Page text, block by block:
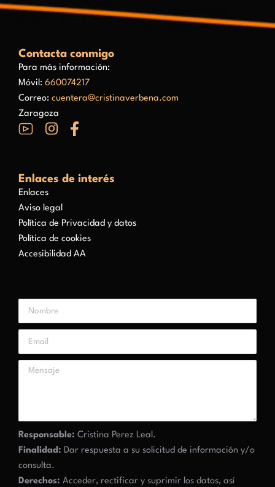
Contacta conmigo
Para más información:
Móvil: 660074217
Correo: cuentera@cristinaverbena.com
Zaragoza
Enlaces de interés
Enlaces
Aviso legal
Política de Privacidad y datos
Política de cookies
Accesibilidad AA
Responsable: Cristina Perez Leal.
Finalidad: Dar respuesta a su solicitud de información y/o
consulta.
Derechos: Acceder, rectificar y suprimir los datos, así